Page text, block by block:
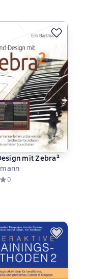
mit Zebra²
Средний рейтинг 0 на основе 0
0